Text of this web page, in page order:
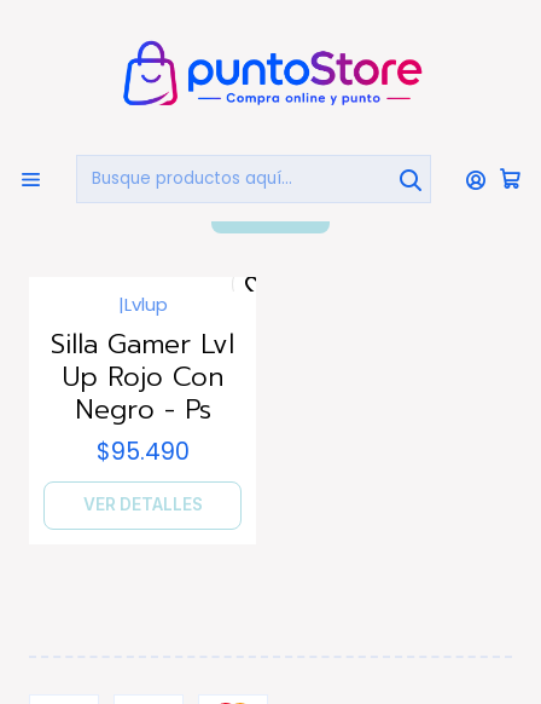
Inicio PUNTO GAMER Sillas Gamer
Sillas Gamer
Agotado
|Lvlup
Silla Gamer Lvl
Up Rojo Con
Negro - Ps
$95.490
VER DETALLES